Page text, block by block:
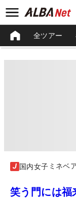
全ツアー
国内女子 ミネベ
笑う門には